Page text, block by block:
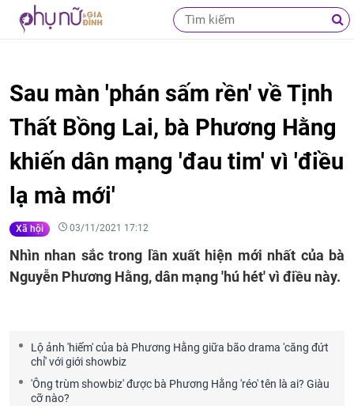
Sau màn 'phán sấm rền' về Tịnh
Thất Bồng Lai, bà Phương Hằng
khiến dân mạng 'đau tim' vì 'điều
lạ mà mới'
Xã hội 03/11/2021 17:12
Nhìn nhan sắc trong lần xuất hiện mới nhất của bà
Nguyễn Phương Hằng, dân mạng 'hú hét' vì điều này.
Lộ ảnh 'hiếm' của bà Phương Hằng giữa bão drama 'căng đứt
chỉ' với giới showbiz
'Ông trùm showbiz' được bà Phương Hằng 'réo' tên là ai? Giàu
cỡ nào?